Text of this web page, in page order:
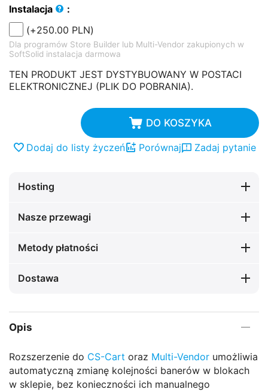
Instalacja
:
(+250.00 PLN)
Dla programów Store Builder lub Multi-Vendor zakupionych w
SoftSolid instalacja darmowa
TEN PRODUKT JEST DYSTYBUOWANY W POSTACI
ELEKTRONICZNEJ (PLIK DO POBRANIA).
DO KOSZYKA
Dodaj do listy życzeń Porównaj Zadaj pytanie
Hosting
Nasze przewagi
Metody płatności
Dostawa
Opis
Rozszerzenie do CS-Cart oraz Multi-Vendor umożliwia
automatyczną zmianę kolejności banerów w blokach
w sklepie, bez konieczności ich manualnego